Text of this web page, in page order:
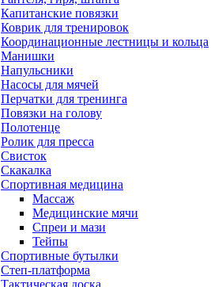
Капитанские повязки
Коврик для тренировок
Координационные лестницы и кольца
Манишки
Напульсники
Насосы для мячей
Перчатки для тренинга
Повязки на голову
Полотенце
Ролик для пресса
Свисток
Скакалка
Спортивная медицина
Массаж
Медицинские мячи
Спреи и мази
Тейпы
Спортивные бутылки
Степ-платформа